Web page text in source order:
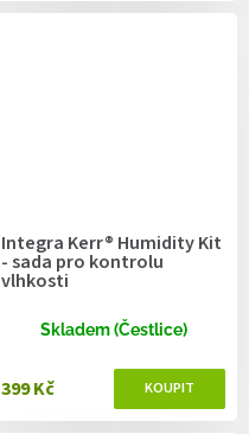
Integra Kerr® Humidity Kit
- sada pro kontrolu
vlhkosti
Skladem (Čestlice)
399 Kč